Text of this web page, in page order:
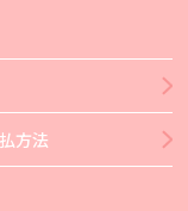
方法